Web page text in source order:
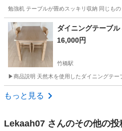
勉強机 テーブルが畳めスッキリ収納 同じも
東京 港区 品川駅 テーブル
ダイニングテーブ
16,000円
竹橋駅
▶商品説明 天然木を使用したダイニングテー
東京 千代田区
もっと見る
Lekaah07 さんのその他の投